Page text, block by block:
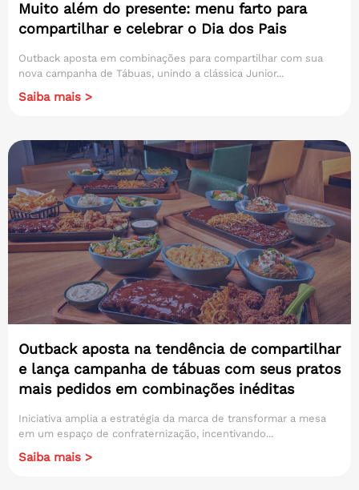
Muito além do presente: menu farto para
compartilhar e celebrar o Dia dos Pais
Outback aposta em combinações para compartilhar com sua
nova campanha de Tábuas, unindo a clássica Junior...
Saiba mais >
Outback aposta na tendência de compartilhar
e lança campanha de tábuas com seus pratos
mais pedidos em combinações inéditas
Iniciativa amplia a estratégia da marca de transformar a mesa
em um espaço de confraternização, incentivando...
Saiba mais >